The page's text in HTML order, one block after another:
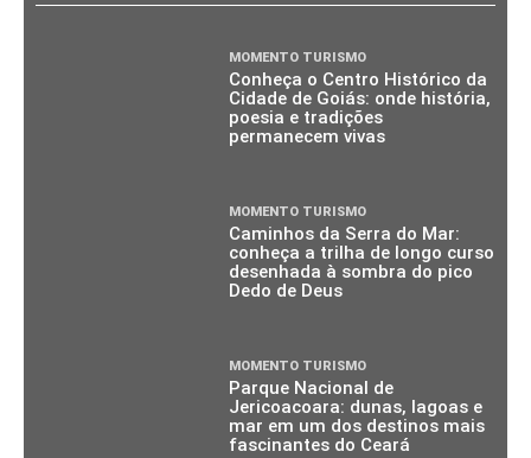
MOMENTO TURISMO
Conheça o Centro Histórico da
Cidade de Goiás: onde história,
poesia e tradições
permanecem vivas
MOMENTO TURISMO
Caminhos da Serra do Mar:
conheça a trilha de longo curso
desenhada à sombra do pico
Dedo de Deus
MOMENTO TURISMO
Parque Nacional de
Jericoacoara: dunas, lagoas e
mar em um dos destinos mais
fascinantes do Ceará